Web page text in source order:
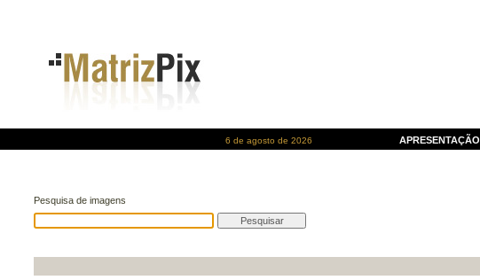
6 de agosto de 2026 APRESENTAÇÃO
Pesquisa de imagens